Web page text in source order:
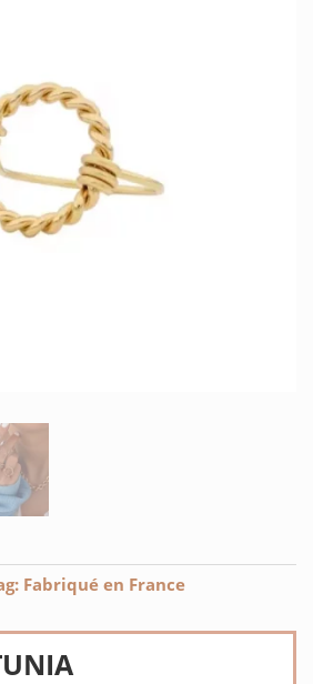
Fabriqué en France